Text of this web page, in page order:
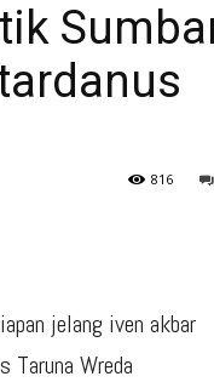
816
jelang iven akbar
Wreda